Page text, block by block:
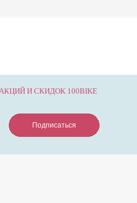
И СКИДОК 100BIKE
Подписаться
Подписаться
Подписаться